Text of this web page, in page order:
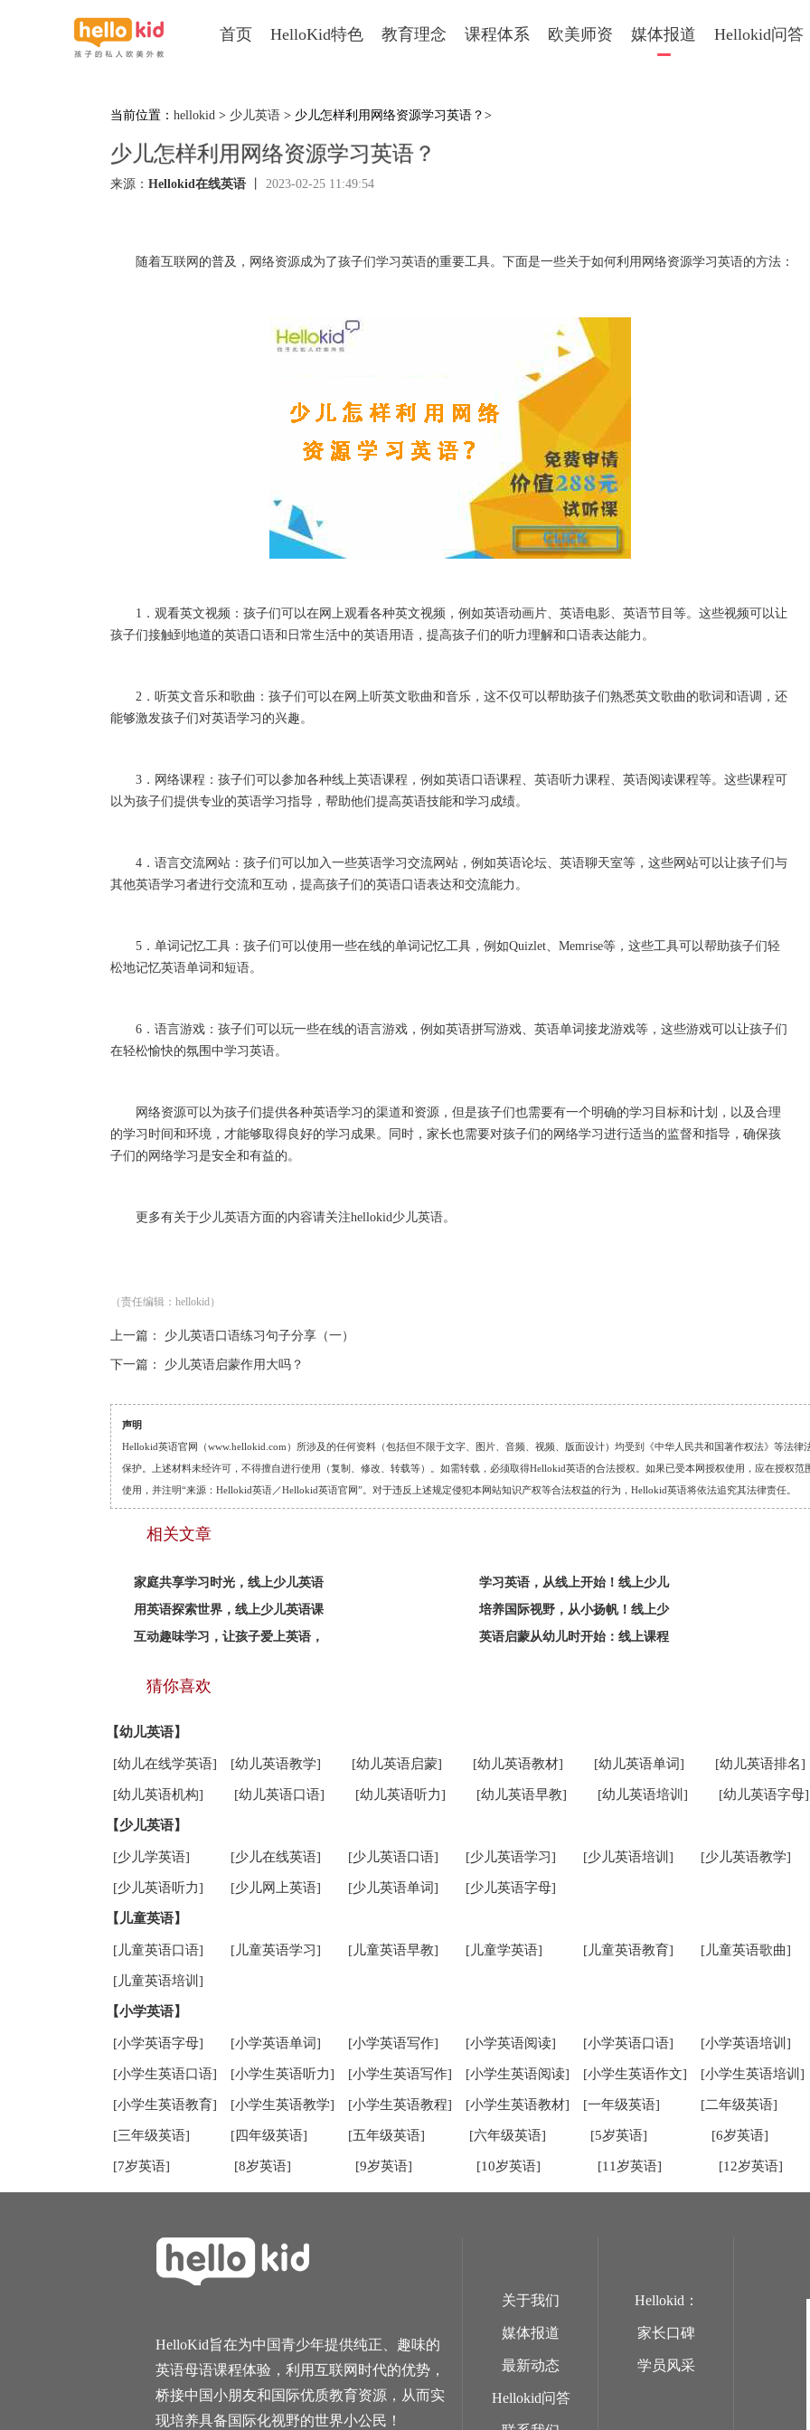
首页 HelloKid特色 教育理念 课程体系 欧美师资 媒体报道 Hellokid问答
当前位置： hellokid > 少儿英语 > 少儿怎样利用网络资源学习英语？>
少儿怎样利用网络资源学习英语？
来源： Hellokid在线英语 2023-02-25 11:49:54
随着互联网的普及，网络资源成为了孩子们学习英语的重要工具。下面是一些关于如何利用网络资源学习英语的方法：
1．观看英文视频：孩子们可以在网上观看各种英文视频，例如英语动画片、英语电影、英语节目等。这些视频可以让
孩子们接触到地道的英语口语和日常生活中的英语用语，提高孩子们的听力理解和口语表达能力。
2．听英文音乐和歌曲：孩子们可以在网上听英文歌曲和音乐，这不仅可以帮助孩子们熟悉英文歌曲的歌词和语调，还
能够激发孩子们对英语学习的兴趣。
3．网络课程：孩子们可以参加各种线上英语课程，例如英语口语课程、英语听力课程、英语阅读课程等。这些课程可
以为孩子们提供专业的英语学习指导，帮助他们提高英语技能和学习成绩。
4．语言交流网站：孩子们可以加入一些英语学习交流网站，例如英语论坛、英语聊天室等，这些网站可以让孩子们与
其他英语学习者进行交流和互动，提高孩子们的英语口语表达和交流能力。
5．单词记忆工具：孩子们可以使用一些在线的单词记忆工具，例如Quizlet、Memrise等，这些工具可以帮助孩子们轻
松地记忆英语单词和短语。
6．语言游戏：孩子们可以玩一些在线的语言游戏，例如英语拼写游戏、英语单词接龙游戏等，这些游戏可以让孩子们
在轻松愉快的氛围中学习英语。
网络资源可以为孩子们提供各种英语学习的渠道和资源，但是孩子们也需要有一个明确的学习目标和计划，以及合理
的学习时间和环境，才能够取得良好的学习成果。同时，家长也需要对孩子们的网络学习进行适当的监督和指导，确保孩
子们的网络学习是安全和有益的。
更多有关于少儿英语方面的内容请关注hellokid少儿英语。
（责任编辑：hellokid）
上一篇： 少儿英语口语练习句子分享（一）
下一篇： 少儿英语启蒙作用大吗？
声明
Hellokid英语官网（www.hellokid.com）所涉及的任何资料（包括但不限于文字、图片、音频、视频、版面设计）均受到《中华人民共和国著作权法》等法律
保护。上述材料未经许可，不得擅自进行使用（复制、修改、转载等）。如需转载，必须取得Hellokid英语的合法授权。如果已受本网授权使用，应在授权范
使用，并注明“来源：Hellokid英语／Hellokid英语官网”。对于违反上述规定侵犯本网站知识产权等合法权益的行为，Hellokid英语将依法追究其法律责任。
相关文章
家庭共享学习时光，线上少儿英语
学习英语，从线上开始！线上少儿
用英语探索世界，线上少儿英语课
培养国际视野，从小扬帆！线上少
互动趣味学习，让孩子爱上英语，
英语启蒙从幼儿时开始：线上课程
猜你喜欢
【幼儿英语】
[幼儿在线学英语] [幼儿英语教学] [幼儿英语启蒙] [幼儿英语教材] [幼儿英语单词] [幼儿英语排名]
[幼儿英语机构] [幼儿英语口语] [幼儿英语听力] [幼儿英语早教] [幼儿英语培训] [幼儿英语字母]
【少儿英语】
[少儿学英语] [少儿在线英语] [少儿英语口语] [少儿英语学习] [少儿英语培训] [少儿英语教学]
[少儿英语听力] [少儿网上英语] [少儿英语单词] [少儿英语字母]
【儿童英语】
[儿童英语口语] [儿童英语学习] [儿童英语早教] [儿童学英语] [儿童英语教育] [儿童英语歌曲]
[儿童英语培训]
【小学英语】
[小学英语字母] [小学英语单词] [小学英语写作] [小学英语阅读] [小学英语口语] [小学英语培训]
[小学生英语口语] [小学生英语听力] [小学生英语写作] [小学生英语阅读] [小学生英语作文] [小学生英语培训]
[小学生英语教育] [小学生英语教学] [小学生英语教程] [小学生英语教材] [一年级英语] [二年级英语]
[三年级英语] [四年级英语] [五年级英语] [六年级英语] [5岁英语] [6岁英语]
[7岁英语] [8岁英语] [9岁英语] [10岁英语] [11岁英语] [12岁英语]
HelloKid旨在为中国青少年提供纯正、趣味的
英语母语课程体验，利用互联网时代的优势，
桥接中国小朋友和国际优质教育资源，从而实
现培养具备国际化视野的世界小公民！
关于我们
媒体报道
最新动态
Hellokid问答
Hellokid：
家长口碑
学员风采